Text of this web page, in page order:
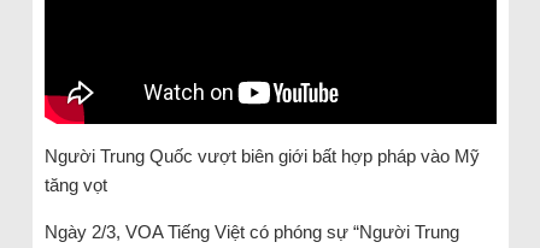
Người Trung Quốc vượt biên giới bất hợp pháp vào Mỹ
tăng vọt
Ngày 2/3, VOA Tiếng Việt có phóng sự “Người Trung